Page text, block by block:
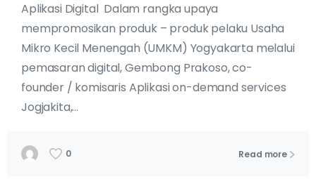
Aplikasi Digital Dalam rangka upaya
mempromosikan produk – produk pelaku Usaha
Mikro Kecil Menengah (UMKM) Yogyakarta melalui
pemasaran digital, Gembong Prakoso, co-
founder / komisaris Aplikasi on-demand services
Jogjakita,...
0 Read more